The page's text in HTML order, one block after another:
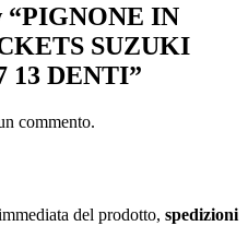
“PIGNONE IN
SUZUKI
13 DENTI”
commento.
del prodotto, spedizioni